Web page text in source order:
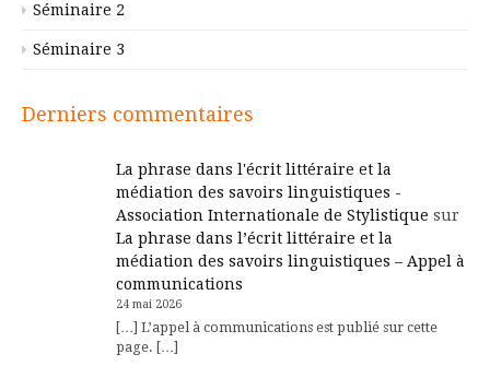
Séminaire 2
Séminaire 3
Derniers commentaires
La phrase dans l'écrit littéraire et la
médiation des savoirs linguistiques -
Association Internationale de Stylistique sur
La phrase dans l’écrit littéraire et la
médiation des savoirs linguistiques – Appel à
communications
24 mai 2026
[…] L’appel à communications est publié sur cette
page. […]